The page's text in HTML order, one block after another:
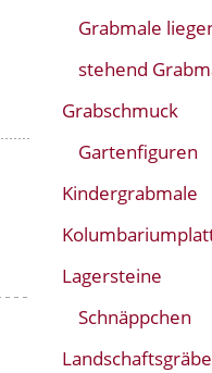
Grabmale
stehend
Grabschmuck
Gartenfiguren
Kindergrabmale
Lagersteine
Schnäppchen